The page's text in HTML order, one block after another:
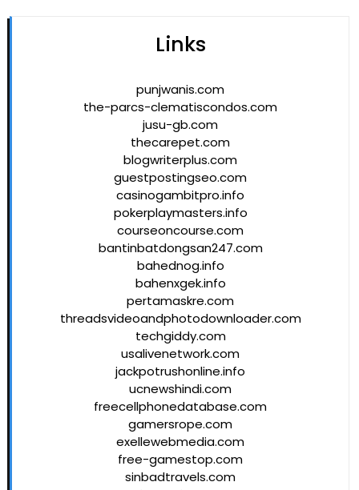
Links
punjwanis.com
the-parcs-clematiscondos.com
jusu-gb.com
thecarepet.com
blogwriterplus.com
guestpostingseo.com
casinogambitpro.info
pokerplaymasters.info
courseoncourse.com
bantinbatdongsan247.com
bahednog.info
bahenxgek.info
pertamaskre.com
threadsvideoandphotodownloader.com
techgiddy.com
usalivenetwork.com
jackpotrushonline.info
ucnewshindi.com
freecellphonedatabase.com
gamersrope.com
exellewebmedia.com
free-gamestop.com
sinbadtravels.com